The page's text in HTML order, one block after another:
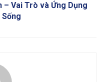
Vai Trò và Ứng Dụng